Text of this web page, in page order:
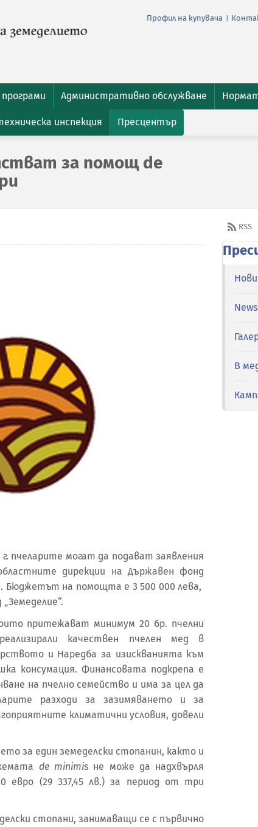
Профил на купувача
Административно обслужване
инспекция Пресцентър
за помощ de
пчеларите могат да подават заявления
дирекции на Държавен фонд
Бюджетът на помощта е 3 500 000 лева,
притежават минимум 20 бр. пчелни
качествен пчелен мед в
и Наредба за изискванията към
консумация. Финансовата подкрепа е
на пчелно семейство и има за цел да
разходи за зазимяването и за
климатични условия, довели
един земеделски стопанин, както и
de minimis не може да надхвърля
евро (29 337,45 лв.) за период от три
стопани, занимаващи се с първично
RSS
News
В